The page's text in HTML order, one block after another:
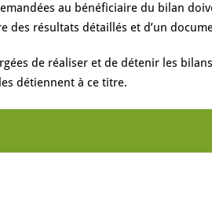
au bénéficiaire du bilan
des résultats détaillés et d’un
de réaliser et de détenir les
détiennent à ce titre.